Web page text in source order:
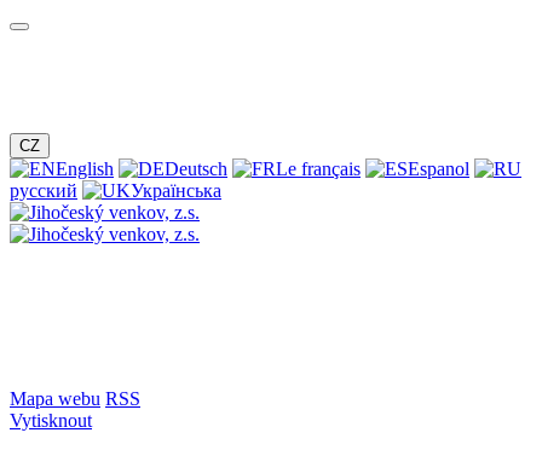
CZ
English Deutsch Le français
Espanol
русский
Українська
Mapa webu RSS
Vytisknout